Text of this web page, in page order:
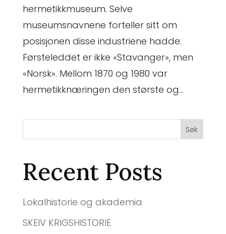
hermetikkmuseum. Selve
museumsnavnene forteller sitt om
posisjonen disse industriene hadde:
Førsteleddet er ikke «Stavanger», men
«Norsk». Mellom 1870 og 1980 var
hermetikknæringen den største og...
Søk
Recent Posts
Lokalhistorie og akademia
SKEIV KRIGSHISTORIE